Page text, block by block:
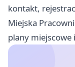
kontakt,
Miejska
plany